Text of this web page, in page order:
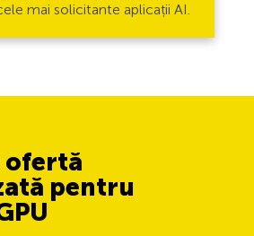
mai solicitante aplicații AI.
ofertă
pentru